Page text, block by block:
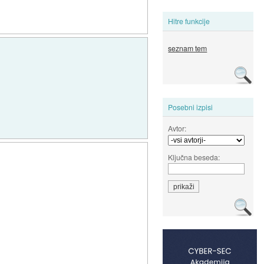
Hitre funkcije
seznam tem
Posebni izpisi
Avtor:
Ključna beseda: